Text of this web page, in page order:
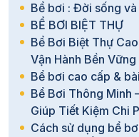
Bể bơi : Đời sống
BỂ BƠI BIỆT THỰ
Bể Bơi Biệt Thự
Vận Hành Bền
Bể bơi cao cấp &
Bể Bơi Thông Minh
Giúp Tiết Kiệm Chi
Cách sử dụng bể